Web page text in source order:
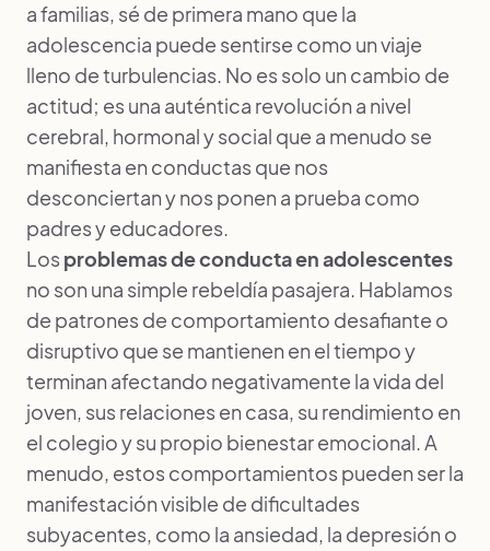
a familias, sé de primera mano que la
adolescencia puede sentirse como un viaje
lleno de turbulencias. No es solo un cambio de
actitud; es una auténtica revolución a nivel
cerebral, hormonal y social que a menudo se
manifiesta en conductas que nos
desconciertan y nos ponen a prueba como
padres y educadores.
Los problemas de conducta en adolescentes
no son una simple rebeldía pasajera. Hablamos
de patrones de comportamiento desafiante o
disruptivo que se mantienen en el tiempo y
terminan afectando negativamente la vida del
joven, sus relaciones en casa, su rendimiento en
el colegio y su propio bienestar emocional. A
menudo, estos comportamientos pueden ser la
manifestación visible de dificultades
subyacentes, como la ansiedad, la depresión o